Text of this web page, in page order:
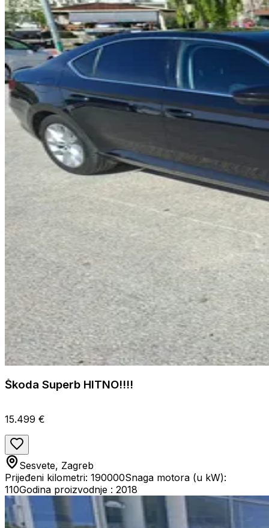
Škoda Superb HITNO!!!!
15.499 €
Sesvete, Zagreb
Prijeđeni kilometri: 190000Snaga motora (u kW):
110Godina proizvodnje : 2018